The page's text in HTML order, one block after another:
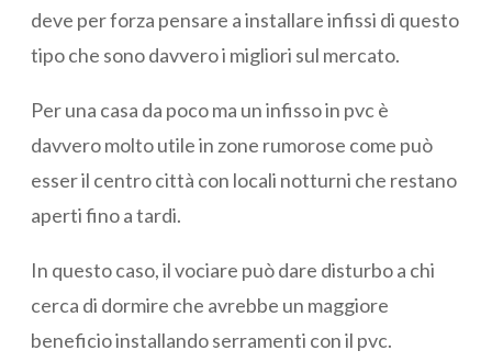
deve per forza pensare a installare infissi di questo
tipo che sono davvero i migliori sul mercato.
Per una casa da poco ma un infisso in pvc è
davvero molto utile in zone rumorose come può
esser il centro città con locali notturni che restano
aperti fino a tardi.
In questo caso, il vociare può dare disturbo a chi
cerca di dormire che avrebbe un maggiore
beneficio installando serramenti con il pvc.